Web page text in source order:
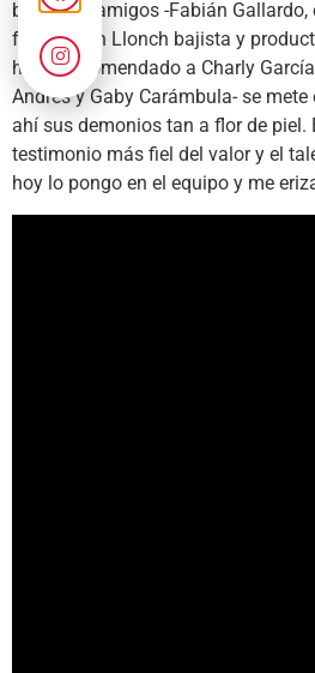
banda de amigos -Fabián Gallardo,
fue, Fabián Llonch bajista y
había recomendado a Charly
Andrés y Gaby Carámbula- se
ahí sus demonios tan a flor de piel.
testimonio más fiel del valor y el
hoy lo pongo en el equipo y me